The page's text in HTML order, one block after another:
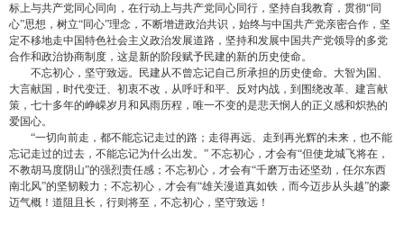
标上与共产党同心同向，在行动上与共产党同心同行，坚持自我教育，贯彻“同
心”思想，树立“同心”理念，不断增进政治共识，始终与中国共产党亲密合作，坚
定不移地走中国特色社会主义政治发展道路，坚持和发展中国共产党领导的多党
合作和政治协商制度，这是新的阶段赋予民建的新的历史使命。
不忘初心，坚守致远。民建从不曾忘记自己所承担的历史使命。大智为国、
大言献国，时代变迁、初衷不改，从呼吁和平、反对内战，到围绕改革、建言献
策，七十多年的峥嵘岁月和风雨历程，唯一不变的是悲天悯人的正义感和炽热的
爱国心。
“一切向前走，都不能忘记走过的路；走得再远、走到再光辉的未来，也不能
忘记走过的过去，不能忘记为什么出发。” 不忘初心，才会有“但使龙城飞将在，
不教胡马度阴山”的强烈责任感；不忘初心，才会有“千磨万击还坚劲，任尔东西
南北风”的坚韧毅力；不忘初心，才会有“雄关漫道真如铁，而今迈步从头越”的豪
迈气概！道阻且长，行则将至，不忘初心，坚守致远！